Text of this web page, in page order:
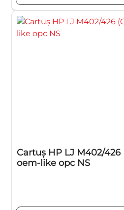
Cartuş HP LJ M402/426
oem-like opc NS